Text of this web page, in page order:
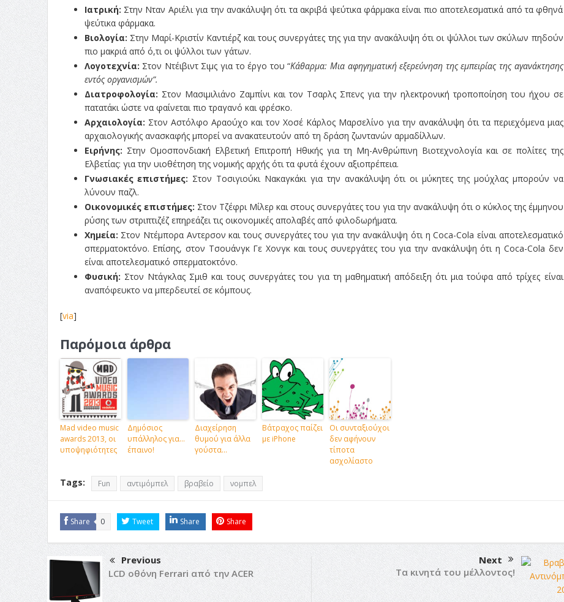
Ιατρική: Στην Νταν Αριέλι για την ανακάλυψη ότι τα ακριβά ψεύτικα φάρμακα είναι πιο αποτελεσματικά από τα φθηνά
ψεύτικα φάρμακα.
Βιολογία: Στην Μαρί-Κριστίν Καντιέρζ και τους συνεργάτες της για την ανακάλυψη ότι οι ψύλλοι των σκύλων πηδούν
πιο μακριά από ό,τι οι ψύλλοι των γάτων.
Λογοτεχνία: Στον Ντέιβιντ Σιμς για το έργο του “Κάθαρμα: Μια αφηγηματική εξερεύνηση της εμπειρίας της αγανάκτησης
εντός οργανισμών”.
Διατροφολογία: Στον Μασιμιλιάνο Ζαμπίνι και τον Τσαρλς Σπενς για την ηλεκτρονική τροποποίηση του ήχου σε
πατατάκι ώστε να φαίνεται πιο τραγανό και φρέσκο.
Αρχαιολογία: Στον Αστόλφο Αραούχο και τον Χοσέ Κάρλος Μαρσελίνο για την ανακάλυψη ότι τα περιεχόμενα μιας
αρχαιολογικής ανασκαφής μπορεί να ανακατευτούν από τη δράση ζωντανών αρμαδίλλων.
Ειρήνης: Στην Ομοσπονδιακή Ελβετική Επιτροπή Ηθικής για τη Μη-Ανθρώπινη Βιοτεχνολογία και σε πολίτες της
Ελβετίας: για την υιοθέτηση της νομικής αρχής ότι τα φυτά έχουν αξιοπρέπεια.
Γνωσιακές επιστήμες: Στον Τοσιγιούκι Νακαγκάκι για την ανακάλυψη ότι οι μύκητες της μούχλας μπορούν να
λύνουν παζλ.
Οικονομικές επιστήμες: Στον Τζέφρι Μίλερ και στους συνεργάτες του για την ανακάλυψη ότι ο κύκλος της έμμηνου
ρύσης των στριπτιζέζ επηρεάζει τις οικονομικές απολαβές από φιλοδωρήματα.
Χημεία: Στον Ντέμπορα Αντερσον και τους συνεργάτες του για την ανακάλυψη ότι η Coca-Cola είναι αποτελεσματικό
σπερματοκτόνο. Επίσης, στον Τσουάνγκ Γε Χονγκ και τους συνεργάτες του για την ανακάλυψη ότι η Coca-Cola δεν
είναι αποτελεσματικό σπερματοκτόνο.
Φυσική: Στον Ντάγκλας Σμιθ και τους συνεργάτες του για τη μαθηματική απόδειξη ότι μια τούφα από τρίχες είναι
αναπόφευκτο να μπερδευτεί σε κόμπους.
[via]
Παρόμοια άρθρα
Mad video music
awards 2013, οι
υποψηφιότητες
Δημόσιος
υπάλληλος για…
έπαινο!
Διαχείρηση
θυμού για άλλα
γούστα…
Βάτραχος παίζει
με iPhone
Οι συνταξιούχοι
δεν αφήνουν
τίποτα
ασχολίαστο
Tags: Fun αντιμόμπελ βραβείο νομπελ
Share 0 Tweet Share Share
Previous
LCD οθόνη Ferrari από την ACER
Next
Τα κινητά του μέλλοντος!